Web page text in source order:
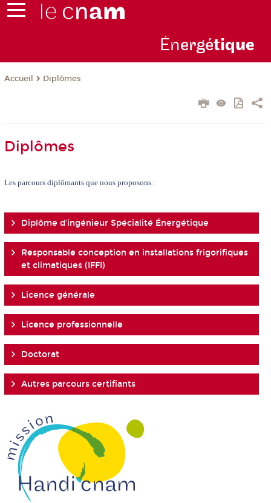
Énergétique
Accueil Diplômes
Diplômes
Les parcours diplômants que nous proposons :
Diplôme d'ingénieur Spécialité Énergétique
Responsable conception en installations frigorifiques
et climatiques (IFFI)
Licence générale
Licence professionnelle
Doctorat
Autres parcours certifiants